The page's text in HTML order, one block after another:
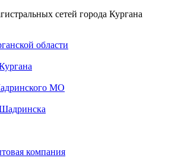
сетей города Кургана
области
МО
компания